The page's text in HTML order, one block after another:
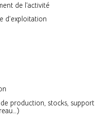
de l’activité
d’exploitation
production, stocks, support